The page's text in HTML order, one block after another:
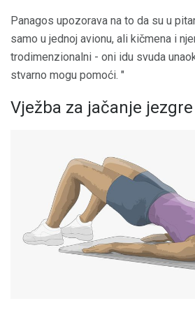
Panagos upozorava na to da su u
samo u jednoj avionu, ali kičmena i
trodimenzionalni - oni idu svuda
stvarno mogu pomoći. "
Vježba za jačanje